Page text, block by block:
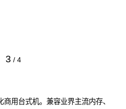
3 / 4
用台式机。兼容业界主流内存、